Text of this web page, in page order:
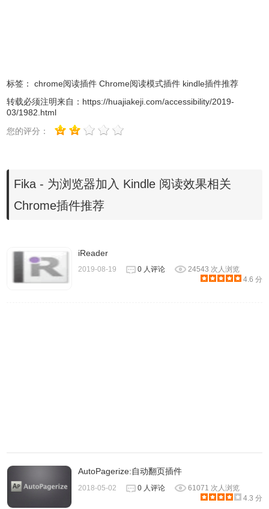
展。如果你是最新版Chrome浏览器可以参考chrome 67版本
后无法拖拽离线安装CRX格式插件的解决方法。
3、安装后会在右上角出现一个 Fika 蓝色标誌，要开启阅读
标签： chrome阅读插件 Chrome阅读模式插件 kindle插件推荐
转载必须注明来自： https://huajiakeji.com/accessibility/2019-
03/1982.html
您的评分：
Fika - 为浏览器加入 Kindle 阅读效果相关
Chrome插件推荐
iReader
2019-08-19 0 人评论
24543 次人浏览
4.6 分
AutoPagerize:自动翻页插件
2018-05-02 0 人评论
61071 次人浏览
4.3 分